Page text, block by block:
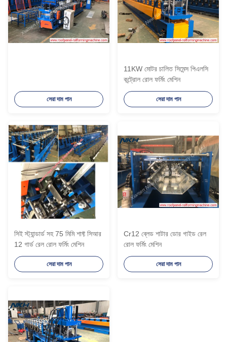
সেরা দাম পান
11KW মোটর চালিত সিমেন্স পিএলসি
কন্ট্রোল রোল ফর্মিং মেশিন
সেরা দাম পান
সিই স্ট্যান্ডার্ড সহ 75 মিমি শাফ্ট সিআর
12 গার্ড রেল রোল ফর্মিং মেশিন
সেরা দাম পান
Cr12 ব্লেড শাটার ডোর গাইড রেল
রোল ফর্মিং মেশিন
সেরা দাম পান